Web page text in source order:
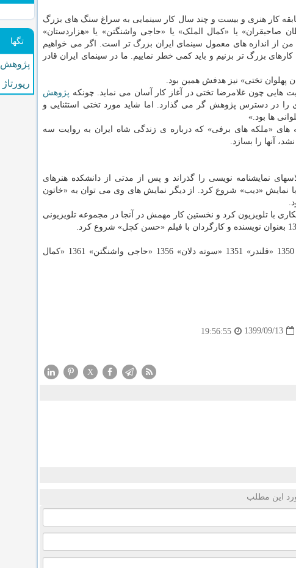
کار هنری و بیست و چند سال کار سینمایی به سراغ سنگ های بزرگ
یا «کمال الملک» یا «حاجی واشنگتن» یا «هزاردستان»
از اندازه های معمول سینمای ایران بزرگ تر است. اگر می خواهیم
بزرگ تر بزنیم و باید کمی خطر نماییم. ما در سینمای ایران قادر
پهلوان تختی» نیز هدفش همین بود.
چون غلامرضا تختی در آغاز کار آسان می نماید. چونکه پژوهش
در دسترس پژوهش گر می گذارد. اما شاید مورد تختی استثنایی و
ها بود.»
های «ملکه های برفی» که درباره ی زندگی شاه ایران به روایت سه
آنها را بسازد.
نمایشنامه نویسی را گذراند و پس از مدتی از دانشکده هنرهای
با نمایش «دیب» شروع کرد. از دیگر نمایش های وی می توان به «خاتون
با تلویزیون کرد و نخستین کار مهمش در آنجا در مجموعه تلویزیونی
از آثار سینمایی زنده یاد حاتمی می توان از «طوقی» 1349 «باباشمل» 1350 «قلندر» 1351 «سوته دلان» 1356 «حاجی واشنگتن» 1361 «کمال
1399/09/13
19:56:55
X
این مطلب
تگها
پژوهش
رپورتاژ